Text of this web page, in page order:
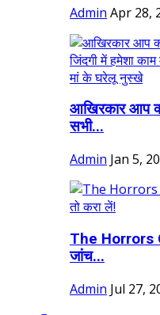
Admin Apr 28,
आखिरकार आप
सभी...
Admin Jan 5,
The Horrors
जांच...
Admin Jul 27,